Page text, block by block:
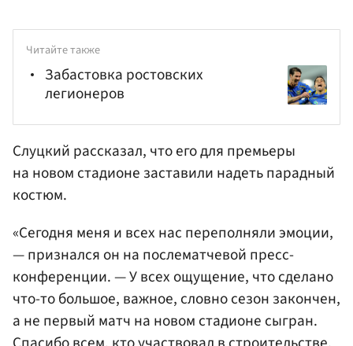
Читайте также
Забастовка ростовских
легионеров
Слуцкий рассказал, что его для премьеры
на новом стадионе заставили надеть парадный
костюм.
«Сегодня меня и всех нас переполняли эмоции,
— признался он на послематчевой пресс-
конференции. — У всех ощущение, что сделано
что-то большое, важное, словно сезон закончен,
а не первый матч на новом стадионе сыгран.